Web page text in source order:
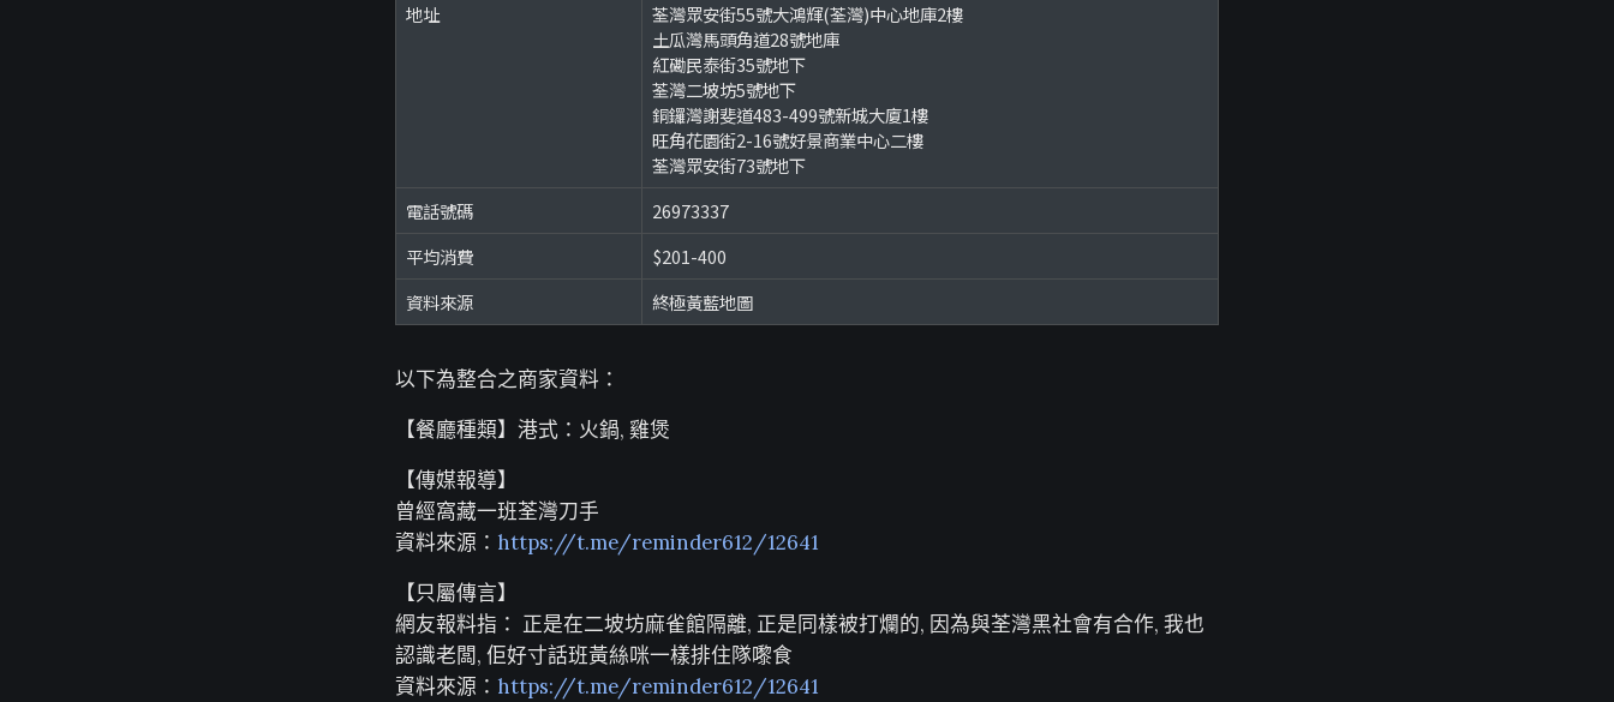
地址
荃灣眾安街55號大鴻輝(荃灣)中心地庫2樓
土瓜灣馬頭角道28號地庫
紅磡民泰街35號地下
荃灣二坡坊5號地下
銅鑼灣謝斐道483-499號新城大廈1樓
旺角花園街2-16號好景商業中心二樓
荃灣眾安街73號地下
電話號碼
26973337
平均消費
$201-400
資料來源
終極黃藍地圖
以下為整合之商家資料：
【餐廳種類】港式：火鍋, 雞煲
【傳媒報導】
曾經窩藏一班荃灣刀手
資料來源： https://t.me/reminder612/12641
【只屬傳言】
網友報料指： 正是在二坡坊麻雀館隔離, 正是同樣被打爛的, 因為與荃灣黑社會有合作, 我也
認識老闆, 佢好寸話班黃絲咪一樣排住隊嚟食
資料來源： https://t.me/reminder612/12641